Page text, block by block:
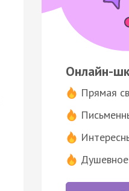
Онлайн-
Прямая